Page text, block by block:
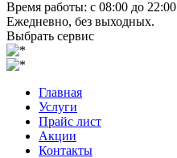
Время работы: с 08:00 до 22:00
Ежедневно, без выходных.
Выбрать сервис
Главная
Услуги
Прайс лист
Акции
Контакты